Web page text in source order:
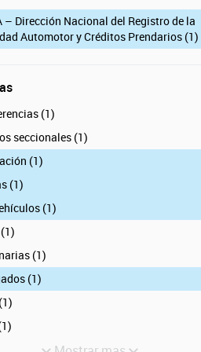
– Dirección Nacional del Registro de la
Automotor y Créditos Prendarios (1)
(1)
seccionales (1)
(1)
(1)
(1)
(1)
(1)